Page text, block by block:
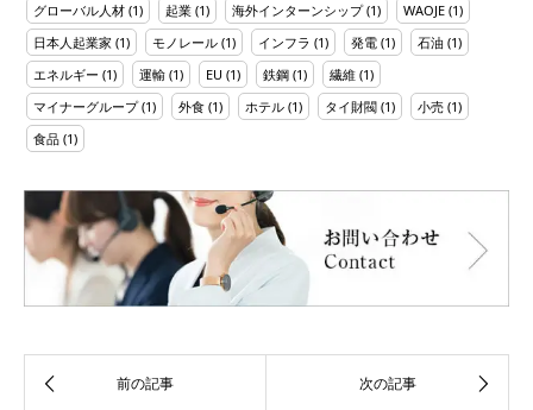
グローバル人材 (1) 起業 (1) 海外インターンシップ(1) WAOJE (1)
日本人起業家 (1) モノレール (1) インフラ (1) 発電 (1) 石油 (1)
エネルギー (1) 運輸 (1) EU (1) 鉄鋼 (1) 繊維 (1)
マイナーグループ(1) 外食 (1) ホテル (1) タイ財閥 (1) 小売 (1)
食品 (1)